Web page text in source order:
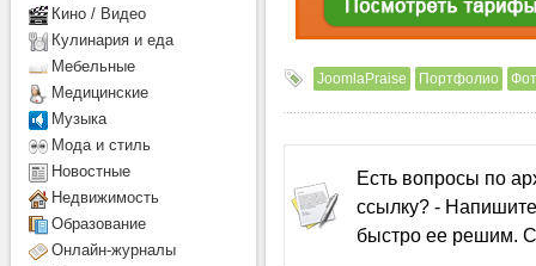
JoomlaPraise Портфолио
Есть вопросы по
ссылку? -
быстро ее решим.
Кино / Видео
Кулинария и еда
Мебельные
Медицинские
Музыка
Мода и стиль
Новостные
Недвижимость
Образование
Онлайн-журналы